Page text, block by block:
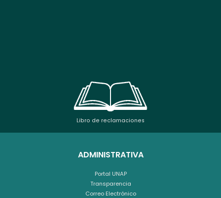
Libro de reclamaciones
ADMINISTRATIVA
Portal UNAP
Transparencia
Correo Electrónico